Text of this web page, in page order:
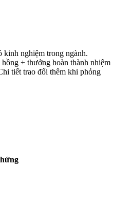
nghiệm trong ngành.
+ thưởng hoàn thành nhiệm
tiết trao đổi thêm khi phỏng